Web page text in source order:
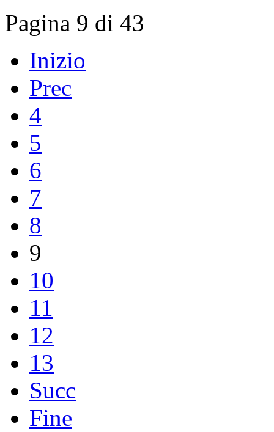
Pagina 9 di 43
Inizio
Prec
4
5
6
7
8
9
10
11
12
13
Succ
Fine